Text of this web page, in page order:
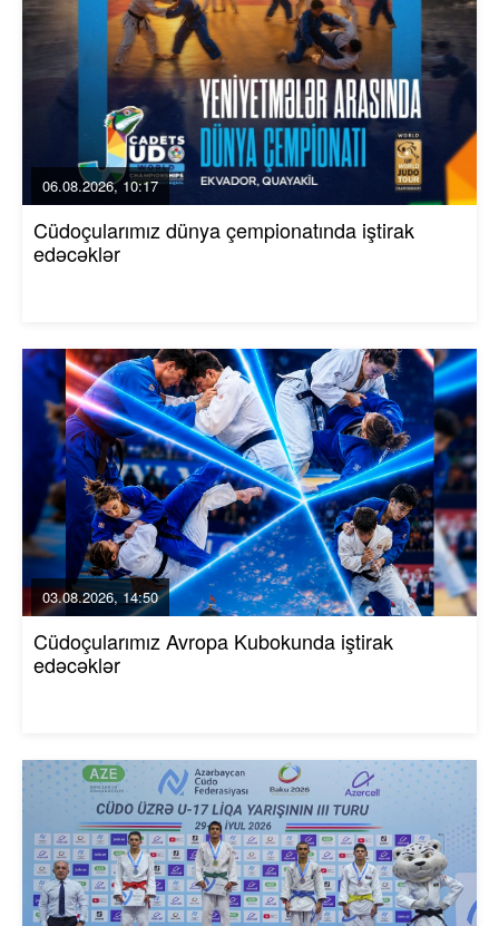
06.08.2026, 10:17
Cüdoçularımız dünya çempionatında iştirak
edəcəklər
03.08.2026, 14:50
Cüdoçularımız Avropa Kubokunda iştirak
edəcəklər